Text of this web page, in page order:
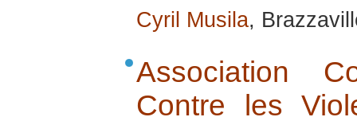
Cyril Musila,
Association
Contre les